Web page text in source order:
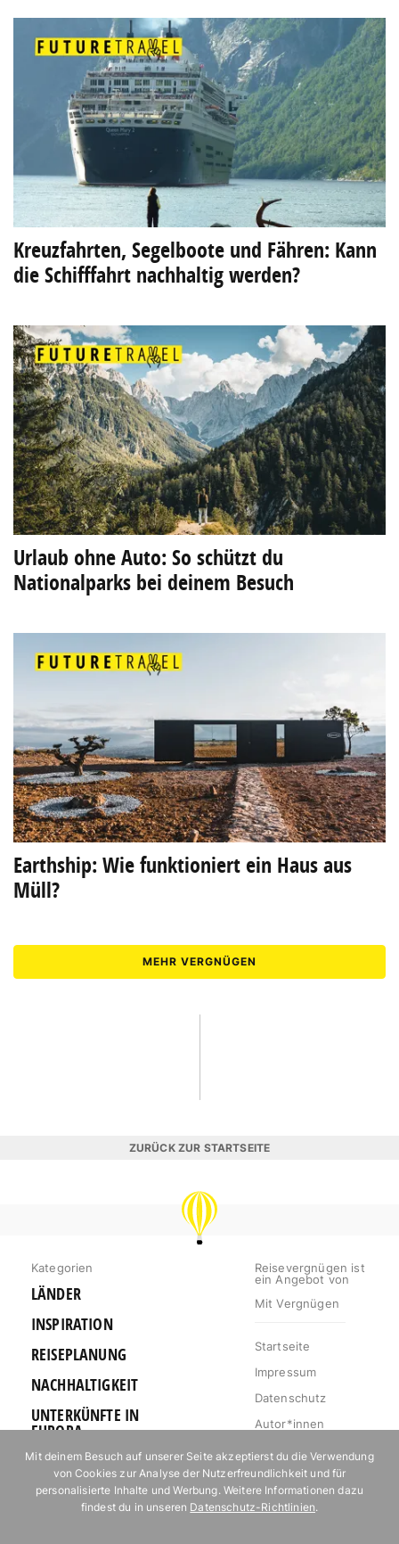
Kreuzfahrten, Segelboote und Fähren: Kann
die Schifffahrt nachhaltig werden?
Urlaub ohne Auto: So schützt du
Nationalparks bei deinem Besuch
Earthship: Wie funktioniert ein Haus aus
Müll?
MEHR VERGNÜGEN
ZURÜCK ZUR STARTSEITE
REISEVERGNÜGEN
Kategorien
LÄNDER
INSPIRATION
REISEPLANUNG
NACHHALTIGKEIT
UNTERKÜNFTE IN
EUROPA
OUTDOOR
URLAUB FÜR
FOODIES
Reisevergnügen ist
ein Angebot von
Mit Vergnügen
Startseite
Impressum
Datenschutz
Autor*innen
Mediakit
Jobs
Kontakt
Mit deinem Besuch auf unserer Seite akzeptierst du die Verwendung
von Cookies zur Analyse der Nutzerfreundlichkeit und für
personalisierte Inhalte und Werbung. Weitere Informationen dazu
findest du in unseren Datenschutz-Richtlinien.